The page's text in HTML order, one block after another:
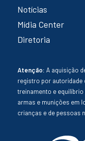
Notícias
Mídia Center
Diretoria
Atenção: A aquisição
registro por autoridade
treinamento e equilíbrio
armas e munições em
crianças e de pessoas